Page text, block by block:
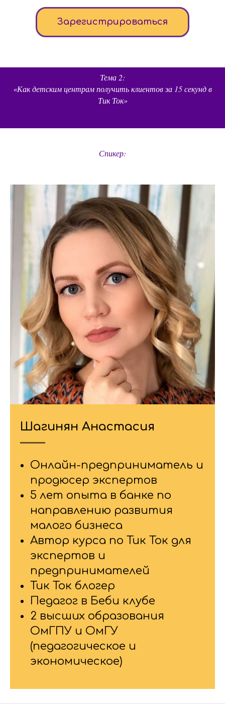
Зарегистрироваться
Тема 2:
«Как детским центрам получить клиентов за 15 секунд в
Тик Ток»
Спикер:
Шагинян Анастасия
Онлайн-предприниматель и
продюсер экспертов
5 лет опыта в банке по
направлению развития
малого бизнеса
Автор курса по Тик Ток для
экспертов и
предпринимателей
Тик Ток блогер
Педагог в Беби клубе
2 высших образования
ОмГПУ и ОмГУ
(педагогическое и
экономическое)